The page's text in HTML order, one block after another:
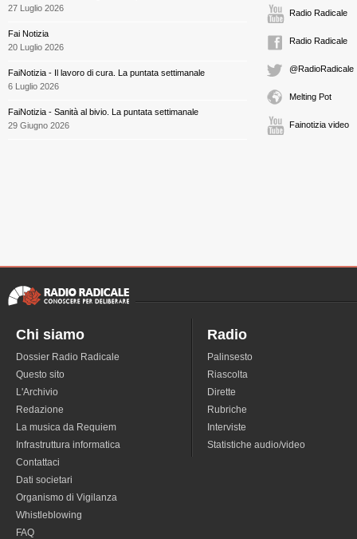
27 Luglio 2026
Fai Notizia
20 Luglio 2026
FaiNotizia - Il lavoro di cura. La puntata settimanale
6 Luglio 2026
FaiNotizia - Sanità al bivio. La puntata settimanale
29 Giugno 2026
Radio Radicale
Radio Radicale
@RadioRadicale
Melting Pot
Fainotizia video
Chi siamo
Dossier Radio Radicale
Questo sito
L'Archivio
Redazione
La musica da Requiem
Infrastruttura informatica
Contattaci
Dati societari
Organismo di Vigilanza
Whistleblowing
FAQ
Radio
Palinsesto
Riascolta
Dirette
Rubriche
Interviste
Statistiche audio/video